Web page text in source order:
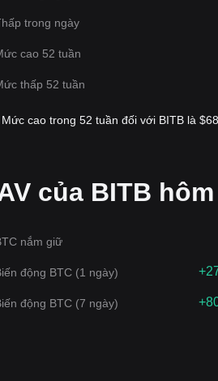
trong ngày
cao 52 tuần
thấp 52 tuần
cao trong 52 tuần đối với BITB là
của BITB
nắm giữ
động BTC (1 ngày)
động BTC (7 ngày)